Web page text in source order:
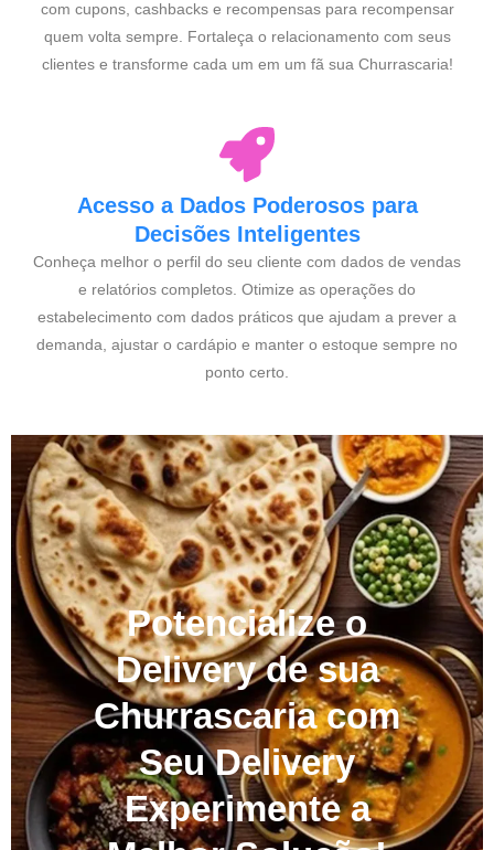
com cupons, cashbacks e recompensas para recompensar
quem volta sempre. Fortaleça o relacionamento com seus
clientes e transforme cada um em um fã sua Churrascaria!
Acesso a Dados Poderosos para
Decisões Inteligentes
Conheça melhor o perfil do seu cliente com dados de vendas
e relatórios completos. Otimize as operações do
estabelecimento com dados práticos que ajudam a prever a
demanda, ajustar o cardápio e manter o estoque sempre no
ponto certo.
Potencialize o
Delivery de sua
Churrascaria com
Seu Delivery
Experimente a